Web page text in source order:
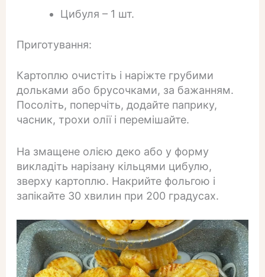
Цибуля – 1 шт.
Приготування:
Картоплю очистіть і наріжте грубими
дольками або брусочками, за бажанням.
Посоліть, поперчіть, додайте паприку,
часник, трохи олії і перемішайте.
На змащене олією деко або у форму
викладіть нарізану кільцями цибулю,
зверху картоплю. Накрийте фольгою і
запікайте 30 хвилин при 200 градусах.